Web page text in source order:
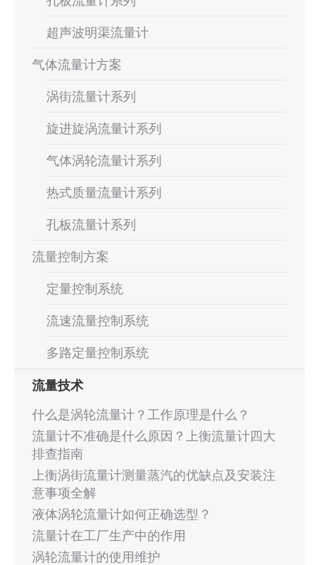
超声波明渠流量计
气体流量计方案
涡街流量计系列
旋进旋涡流量计系列
气体涡轮流量计系列
热式质量流量计系列
孔板流量计系列
流量控制方案
定量控制系统
流速流量控制系统
多路定量控制系统
流量技术
什么是涡轮流量计？工作原理是什么？
流量计不准确是什么原因？上衡流量计四大
排查指南
上衡涡街流量计测量蒸汽的优缺点及安装注
意事项全解
液体涡轮流量计如何正确选型？
流量计在工厂生产中的作用
涡轮流量计的使用维护